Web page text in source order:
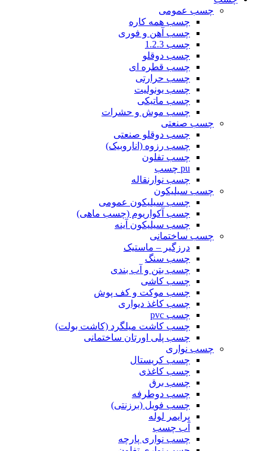
چسب عمومی
چسب همه کاره
چسب آهن و فوری
چسب 1.2.3
چسب دوقلو
چسب قطره ای
چسب حرارتی
چسب یونولیت
چسب ماتیکی
چسب موش و حشرات
چسب صنعتی
چسب دوقلو صنعتی
چسب رزوه (اناروبیک)
چسب تفلون
pu چسب
چسب نوارنقاله
چسب سیلیکون
چسب سیلیکون عمومی
چسب آکواریوم (چسب ماهی)
چسب سیلیکون آینه
چسب ساختمانی
درزگیر – ماستیک
چسب سنگ
چسب بتن و آب بندی
چسب کاشی
چسب موکت و کف پوش
چسب کاغذ دیواری
چسب pvc
چسب کاشت میلگرد (کاشت بولت)
چسب پلی اورتان ساختمانی
چسب نواری
چسب کریستال
چسب کاغذی
چسب برق
چسب دوطرفه
چسب فویل (برزنتی)
پرایمر لوله
آب چسب
چسب نواری پارچه